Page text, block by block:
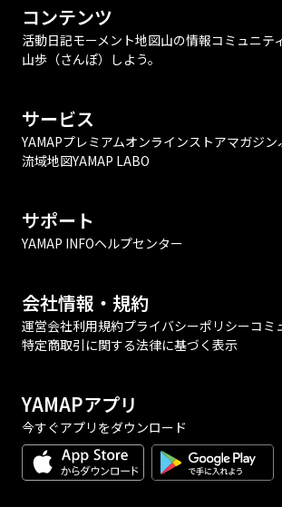
コンテンツ
活動日記モーメント地図山の情報コミュニテ
山歩（さんぽ）しよう。
サービス
YAMAPプレミアムオンラインストアマガジン
流域地図YAMAP LABO
サポート
YAMAP INFOヘルプセンター
会社情報・規約
運営会社利用規約プライバシーポリシーコミ
特定商取引に関する法律に基づく表示
YAMAPアプリ
今すぐアプリをダウンロード